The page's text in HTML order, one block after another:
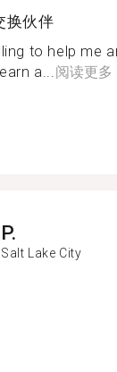
换伙伴
to help me
a...阅读更多
P.
Salt Lake City